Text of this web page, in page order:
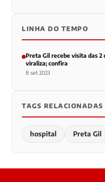
LINHA DO TEMPO
Preta Gil recebe visita das
viraliza; confira
8 set 2023
TAGS RELACIONADAS
hospital Preta Gil